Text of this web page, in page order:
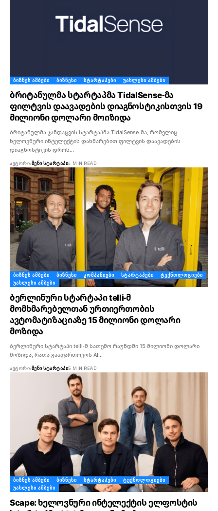
ᲑᲘᲖᲜᲔᲡ ᲐᲛᲑᲔᲑᲘ ᲑᲘᲖᲜᲔᲡᲘ ᲡᲢᲐᲠᲢᲐᲞᲔᲑᲘ ᲣᲐᲮᲚᲔᲡᲘ ᲐᲛᲑᲔᲑᲘ
ბრიტანულმა სტარტაპმა TidalSense-მა
ფილტვის დაავადების დიაგნოსტიკისთვის 19
მილიონი დოლარი მოიზიდა
ბრიტანულმა ჯანდაცვის სტარტაპმა TidalSense-მა, რომელიც
ხელოვნური ინტელექტის დახმარებით ფილტვის დაავადების
დიაგნოსტიკის დროს…
ᲐᲕᲢᲝᲠᲘ:ᲨᲔᲜᲘ ᲡᲢᲐᲠᲢᲐᲞᲘ4 MIN READ
ᲑᲘᲖᲜᲔᲡ ᲐᲛᲑᲔᲑᲘ ᲑᲘᲖᲜᲔᲡᲘ ᲙᲝᲛᲞᲐᲜᲘᲔᲑᲘ ᲡᲢᲐᲠᲢᲐᲞᲔᲑᲘ
ᲢᲔᲥᲜᲝᲚᲝᲒᲘᲔᲑᲘ
ᲣᲐᲮᲚᲔᲡᲘ ᲐᲛᲑᲔᲑᲘ
ბერლინური სტარტაპი telli-მ
მომხმარებელთან ურთიერთობის
ავტომატიზაციაზე 15 მილიონი დოლარი
მოზიდა
ბერლინური სტარტაპი telli-მ სათემო რაუნდში 15 მილიონი დოლარი
მოზიდა, რათა გააფართოვოს AI…
ᲐᲕᲢᲝᲠᲘ:ᲨᲔᲜᲘ ᲡᲢᲐᲠᲢᲐᲞᲘ5 MIN READ
ᲑᲘᲖᲜᲔᲡ ᲐᲛᲑᲔᲑᲘ ᲑᲘᲖᲜᲔᲡᲘ ᲡᲢᲐᲠᲢᲐᲞᲔᲑᲘ
ᲢᲔᲥᲜᲝᲚᲝᲒᲘᲔᲑᲘ
ᲣᲐᲮᲚᲔᲡᲘ ᲐᲛᲑᲔᲑᲘ
Scape: ხელოვნური ინტელექტის ელფოსტის